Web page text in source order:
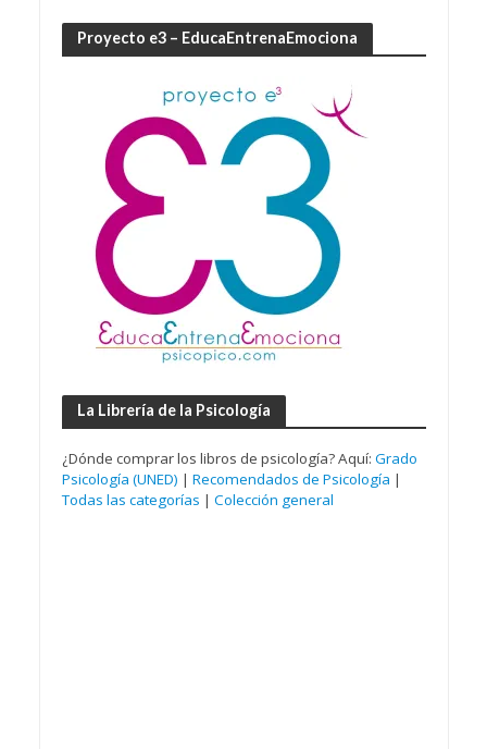
Proyecto e3 – EducaEntrenaEmociona
La Librería de la Psicología
¿Dónde comprar los libros de psicología? Aquí: Grado
Psicología (UNED) | Recomendados de Psicología |
Todas las categorías | Colección general